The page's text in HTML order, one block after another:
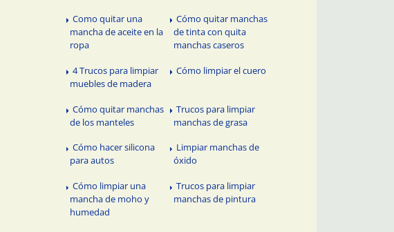
Como quitar una
mancha de aceite en la
ropa
Cómo quitar manchas
de tinta con quita
manchas caseros
4 Trucos para limpiar
muebles de madera
Cómo limpiar el cuero
Cómo quitar manchas
de los manteles
Trucos para limpiar
manchas de grasa
Cómo hacer silicona
para autos
Limpiar manchas de
óxido
Cómo limpiar una
mancha de moho y
humedad
Trucos para limpiar
manchas de pintura